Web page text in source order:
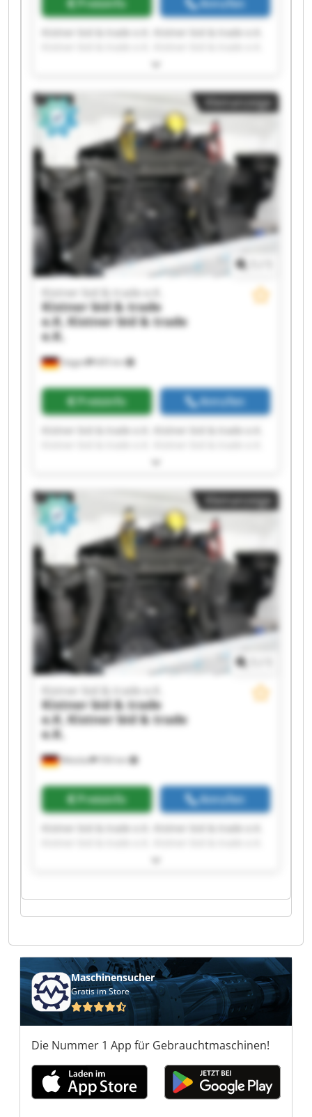
Preisinfo Anrufen
Kistner bid & trade e.K. Kistner bid & trade e.K.
Kistner bid & trade e.K. Kistner bid & trade e.K.
Kistner bid & trade e.K. Kistner bid & trade e.K.
Kistner bid & trade e.K. Kistner bid & trade e.K.
Kistner bid & trade e.K. Kistner bid & trade e.K.
Kistner bid & trade e.K. Kistner bid & trade e.K.
Kistner bid & trade e.K. Kistner bid & trade e.K.
Kleinanzeige
Siegen 605 km
Kistner bid & trade e.K.
Kistner bid & trade
e.K. Kistner bid & trade
e.K.
Preisinfo Anrufen
Kistner bid & trade e.K. Kistner bid & trade e.K.
Kistner bid & trade e.K. Kistner bid & trade e.K.
Kistner bid & trade e.K. Kistner bid & trade e.K.
Kistner bid & trade e.K. Kistner bid & trade e.K.
Kistner bid & trade e.K. Kistner bid & trade e.K.
Kistner bid & trade e.K. Kistner bid & trade e.K.
Kistner bid & trade e.K. Kistner bid & trade e.K.
Kleinanzeige
Wetzlar 556 km
Kistner bid & trade e.K.
Kistner bid & trade
e.K. Kistner bid & trade
e.K.
Preisinfo Anrufen
Kistner bid & trade e.K. Kistner bid & trade e.K.
Kistner bid & trade e.K. Kistner bid & trade e.K.
Kistner bid & trade e.K. Kistner bid & trade e.K.
Kistner bid & trade e.K. Kistner bid & trade e.K.
Kistner bid & trade e.K. Kistner bid & trade e.K.
Maschinensucher
Gratis im Store
Die Nummer 1 App für Gebrauchtmaschinen!